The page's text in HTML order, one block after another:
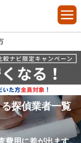
探偵業者一覧
費用に差が出ます。